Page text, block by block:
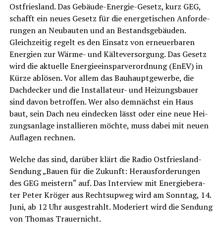
Ost­fries­land. Das Gebäu­de-Ener­gie-Gesetz, kurz GEG,
schafft ein neu­es Gesetz für die ener­ge­ti­schen Anfor­de­
run­gen an Neu­bau­ten und an Bestands­ge­bäu­den.
Gleich­zei­tig regelt es den Ein­satz von erneu­er­ba­ren
Ener­gien zur Wär­me- und Käl­te­ver­sor­gung. Das Gesetz
wird die aktu­el­le Ener­gie­ein­spar­ver­ord­nung (EnEV) in
Kür­ze ablö­sen. Vor allem das Bau­haupt­ge­wer­be, die
Dach­de­cker und die Instal­la­teur- und Hei­zungs­bau­er
sind davon betrof­fen. Wer also dem­nächst ein Haus
baut, sein Dach neu ein­de­cken lässt oder eine neue Hei­
zungs­an­la­ge instal­lie­ren möch­te, muss dabei mit neu­en
Auf­la­gen rechnen.
Wel­che das sind, dar­über klärt die Radio Ost­fries­land-
Sen­dung „Bau­en für die Zukunft: Her­aus­for­de­run­gen
des GEG meis­tern“ auf. Das Inter­view mit Ener­gie­be­ra­
ter Peter Krö­ger aus Recht­sup­weg wird am Sonn­tag, 14.
Juni, ab 12 Uhr aus­ge­strahlt. Mode­riert wird die Sen­dung
von Tho­mas Trauernicht.